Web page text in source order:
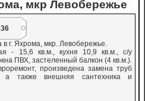
мкр Левобережье
в г. Яхрома, мкр. Левобережье.
- 15,6 кв.м., кухня 10,9 кв.м., с/у
ПВХ, застеленный балкон (4 кв.м.).
произведена замена труб
а также внешняя сантехника и